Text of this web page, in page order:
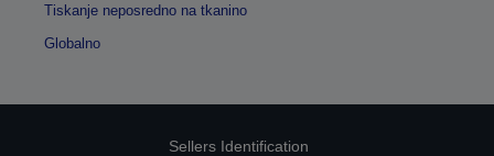
Tiskanje neposredno na tkanino
Globalno
Sellers Identification